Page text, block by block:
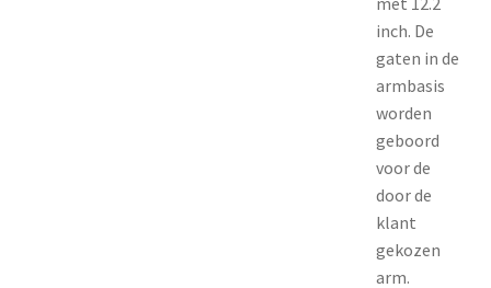
inch. De
gaten in de
armbasis
worden
geboord
voor de
door de
klant
gekozen
arm.